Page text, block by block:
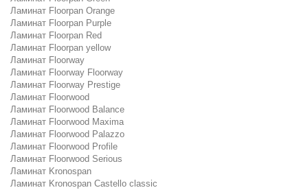
Ламинат Floorpan Orange
Ламинат Floorpan Purple
Ламинат Floorpan Red
Ламинат Floorpan yellow
Ламинат Floorway
Ламинат Floorway Floorway
Ламинат Floorway Prestige
Ламинат Floorwood
Ламинат Floorwood Balance
Ламинат Floorwood Maxima
Ламинат Floorwood Palazzo
Ламинат Floorwood Profile
Ламинат Floorwood Serious
Ламинат Kronospan
Ламинат Kronospan Castello classic